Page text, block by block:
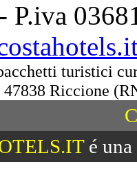
P.iva
turistici
Riccione
é una